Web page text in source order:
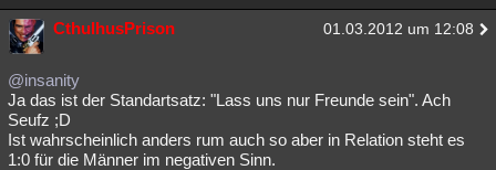
CthulhusPrison 01.03.2012 um 12:08
@insanity
Ja das ist der Standartsatz: "Lass uns nur Freunde sein". Ach
Seufz ;D
Ist wahrscheinlich anders rum auch so aber in Relation steht es
1:0 für die Männer im negativen Sinn.